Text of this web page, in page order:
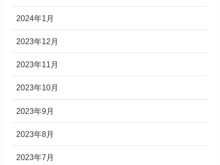
2024年1月
2023年12月
2023年11月
2023年10月
2023年9月
2023年8月
2023年7月